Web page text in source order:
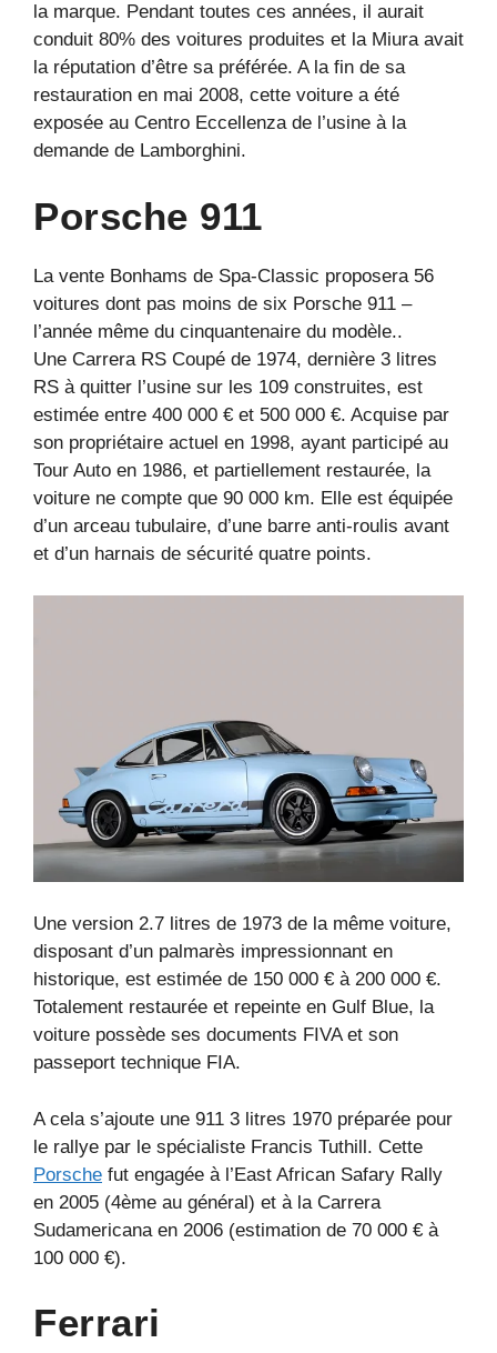
la marque. Pendant toutes ces années, il aurait
conduit 80% des voitures produites et la Miura avait
la réputation d’être sa préférée. A la fin de sa
restauration en mai 2008, cette voiture a été
exposée au Centro Eccellenza de l’usine à la
demande de Lamborghini.
Porsche 911
La vente Bonhams de Spa-Classic proposera 56
voitures dont pas moins de six Porsche 911 –
l’année même du cinquantenaire du modèle..
Une Carrera RS Coupé de 1974, dernière 3 litres
RS à quitter l’usine sur les 109 construites, est
estimée entre 400 000 € et 500 000 €. Acquise par
son propriétaire actuel en 1998, ayant participé au
Tour Auto en 1986, et partiellement restaurée, la
voiture ne compte que 90 000 km. Elle est équipée
d’un arceau tubulaire, d’une barre anti-roulis avant
et d’un harnais de sécurité quatre points.
Une version 2.7 litres de 1973 de la même voiture,
disposant d’un palmarès impressionnant en
historique, est estimée de 150 000 € à 200 000 €.
Totalement restaurée et repeinte en Gulf Blue, la
voiture possède ses documents FIVA et son
passeport technique FIA.
A cela s’ajoute une 911 3 litres 1970 préparée pour
le rallye par le spécialiste Francis Tuthill. Cette
Porsche fut engagée à l’East African Safary Rally
en 2005 (4ème au général) et à la Carrera
Sudamericana en 2006 (estimation de 70 000 € à
100 000 €).
Ferrari